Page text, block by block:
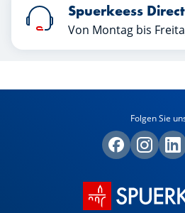
Spuerkeess Direct
Von Montag bis
Folgen Sie